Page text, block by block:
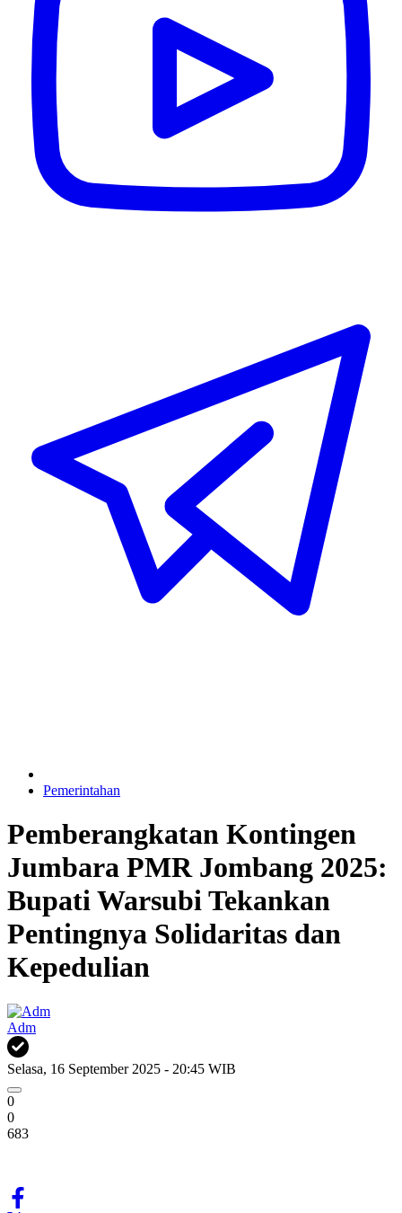
Pemerintahan
Pemberangkatan Kontingen
Jumbara PMR Jombang 2025:
Bupati Warsubi Tekankan
Pentingnya Solidaritas dan
Kepedulian
Adm
Selasa, 16 September 2025 - 20:45 WIB
0
0
683